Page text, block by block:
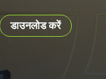
डाउनलोड करें